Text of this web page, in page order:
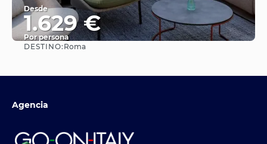
Desde
1.629 €
Por persona
DESTINO: Roma
Agencia